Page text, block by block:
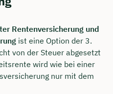
Rentenversicherung und
ist eine Option der 3.
von der Steuer abgesetzt
wird wie bei einer
nur mit dem